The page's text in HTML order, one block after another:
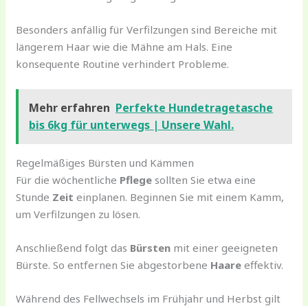
Besonders anfällig für Verfilzungen sind Bereiche mit
längerem Haar wie die Mähne am Hals. Eine
konsequente Routine verhindert Probleme.
Mehr erfahren Perfekte Hundetragetasche
bis 6kg für unterwegs | Unsere Wahl.
Regelmäßiges Bürsten und Kämmen
Für die wöchentliche Pflege sollten Sie etwa eine
Stunde Zeit einplanen. Beginnen Sie mit einem Kamm,
um Verfilzungen zu lösen.
Anschließend folgt das Bürsten mit einer geeigneten
Bürste. So entfernen Sie abgestorbene Haare effektiv.
Während des Fellwechsels im Frühjahr und Herbst gilt